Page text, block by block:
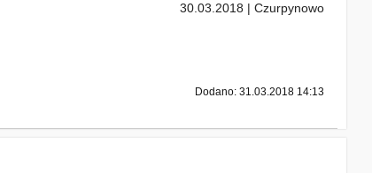
30.03.2018 | Czurpynowo
Dodano: 31.03.2018 14:13